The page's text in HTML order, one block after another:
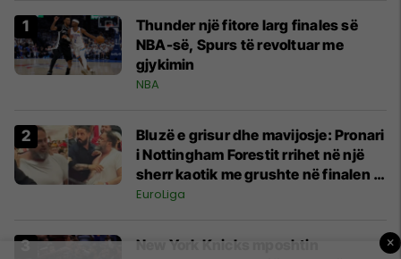
Thunder një fitore larg finales së
NBA-së, Spurs të revoltuar me
gjykimin
NBA
Bluzë e grisur dhe mavijosje: Pronari
i Nottingham Forestit rrihet në një
sherr kaotik me grushte në finalen e
Euroligës
EuroLiga
New York Knicks mposhtin
×